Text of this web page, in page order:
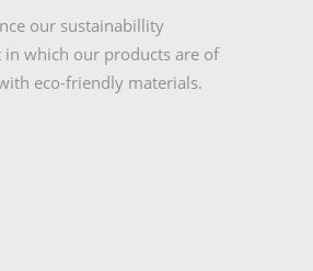
our sustainabillity
which our products are of
eco-friendly materials.